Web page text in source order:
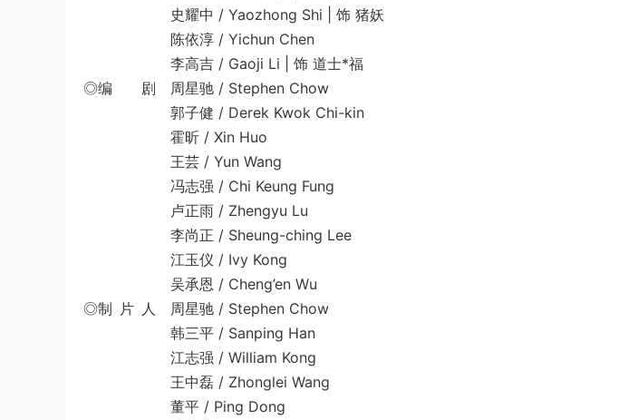
史耀中 / Yaozhong Shi | 饰 猪妖
陈依淳 / Yichun Chen
李高吉 / Gaoji Li | 饰 道士*福
◎编 剧 周星驰 / Stephen Chow
郭子健 / Derek Kwok Chi-kin
霍昕 / Xin Huo
王芸 / Yun Wang
冯志强 / Chi Keung Fung
卢正雨 / Zhengyu Lu
李尚正 / Sheung-ching Lee
江玉仪 / Ivy Kong
吴承恩 / Cheng’en Wu
◎制 片 人 周星驰 / Stephen Chow
韩三平 / Sanping Han
江志强 / William Kong
王中磊 / Zhonglei Wang
董平 / Ping Dong